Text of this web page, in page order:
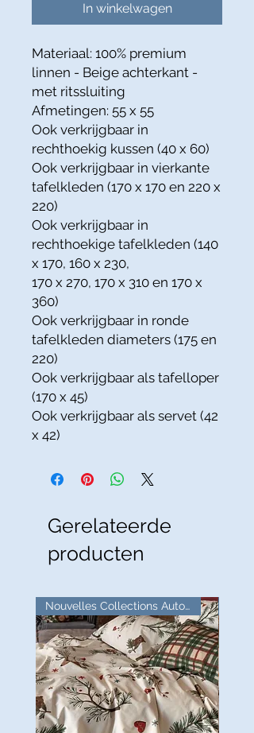
In winkelwagen
Materiaal: 100% premium
linnen - Beige achterkant -
met ritssluiting
Afmetingen: 55 x 55
Ook verkrijgbaar in
rechthoekig kussen (40 x 60)
Ook verkrijgbaar in vierkante
tafelkleden (170 x 170 en 220 x
220)
Ook verkrijgbaar in
rechthoekige tafelkleden (140
x 170, 160 x 230,
170 x 270, 170 x 310 en 170 x
360)
Ook verkrijgbaar in ronde
tafelkleden diameters (175 en
220)
Ook verkrijgbaar als tafelloper
(170 x 45)
Ook verkrijgbaar als servet (42
x 42)
Gerelateerde
producten
Nouvelles Collections Automne